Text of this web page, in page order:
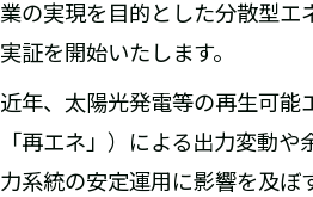
業の実現を目的とした分散型エ
実証を開始いたします。
近年、太陽光発電等の再生可能
「再エネ」）による出力変動
力系統の安定運用に影響を及ぼ